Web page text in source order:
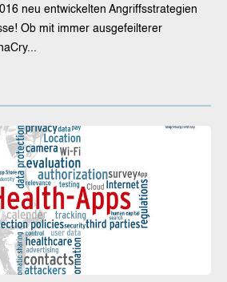
neu entwickelten Angriffsstrategien
Ob mit immer ausgefeilterer